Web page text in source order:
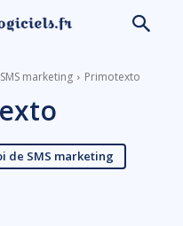
marketing Primotexto
de SMS marketing